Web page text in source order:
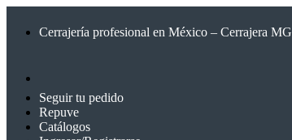
Cerrajería profesional en México – Cerrajera MG
Seguir tu pedido
Repuve
Catálogos